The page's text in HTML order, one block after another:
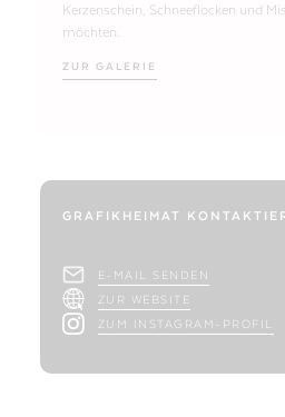
Kerzenschein, Schneeflocken und
möchten.
ZUR GALERIE
GRAFIKHEIMAT
E-MAIL SENDEN
ZUR WEBSITE
ZUM INSTAGRAM-PROFIL